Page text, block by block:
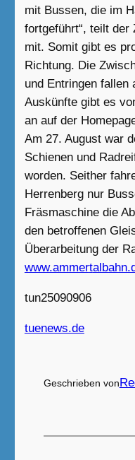
mit Bussen, die im
fortgeführt“, teilt der
mit. Somit gibt es
Richtung. Die
und Entringen fallen
Auskünfte gibt es
an auf der
Am 27. August war
Schienen und
worden. Seither
Herrenberg nur
Fräsmaschine die
den betroffenen
Überarbeitung der
www.ammert
tun25090906
tuenews.de
Geschrieben von